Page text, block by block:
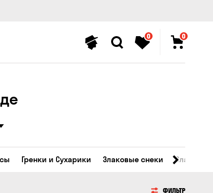
0 0
Гренки и Сухарики Злаковые снеки Сладости
ФИЛЬТР